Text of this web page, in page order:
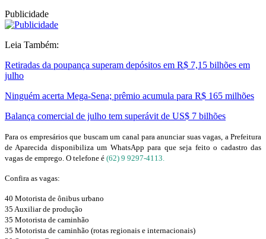
Publicidade
Leia Também:
Retiradas da poupança superam depósitos em R$ 7,15 bilhões em
julho
Ninguém acerta Mega-Sena; prêmio acumula para R$ 165 milhões
Balança comercial de julho tem superávit de US$ 7 bilhões
Para os empresários que buscam um canal para anunciar suas vagas, a Prefeitura
de Aparecida disponibiliza um WhatsApp para que seja feito o cadastro das
vagas de emprego. O telefone é (62) 9 9297-4113.
Confira as vagas:
40 Motorista de ônibus urbano
35 Auxiliar de produção
35 Motorista de caminhão
35 Motorista de caminhão (rotas regionais e internacionais)